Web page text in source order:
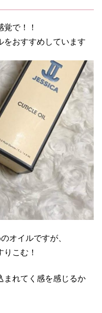
で！！
をおすすめしています
オイルですが、
こむ！
まれてく感を感じるか